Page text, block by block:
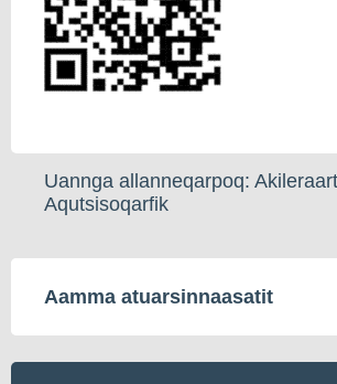
Uannga allanneqarpoq:
Aqutsisoqarfik
Aamma atuarsinnaasatit